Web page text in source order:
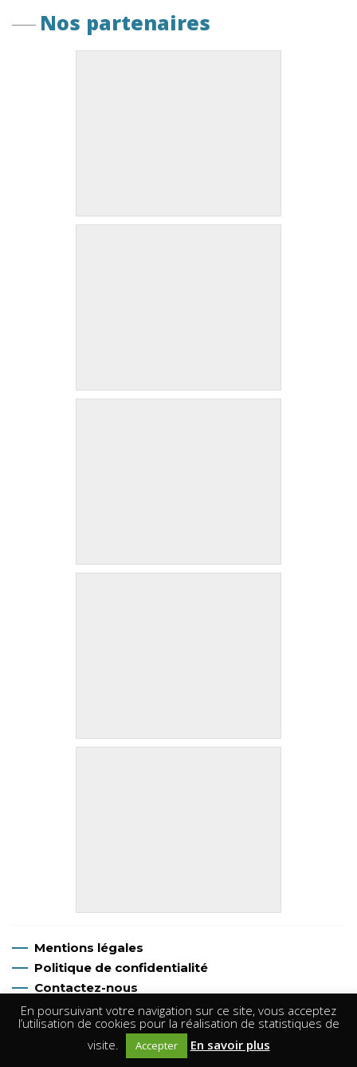
Nos partenaires
Mentions légales
Politique de confidentialité
Contactez-nous
©P.L Argentan Canoë Kayak, Tous droits réservés
RéalisationInfocob #web
En poursuivant votre navigation sur ce site, vous acceptez
l’utilisation de cookies pour la réalisation de statistiques de
visite.
Accepter En savoir plus